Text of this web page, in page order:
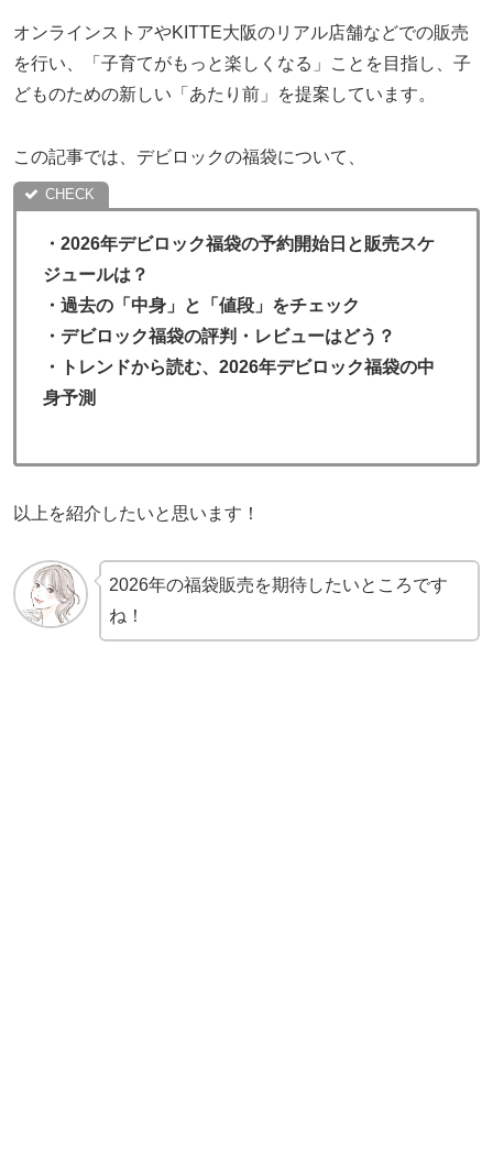
オンラインストアやKITTE大阪のリアル店舗などでの販売
を行い、「子育てがもっと楽しくなる」ことを目指し、子
どものための新しい「あたり前」を提案しています。
この記事では、デビロックの福袋について、
・ 2026年デビロック福袋の予約開始日と販売スケ
ジュールは？
・過去の「中身」と「値段」をチェック
・ デビロック福袋の評判・レビューはどう？
・トレンドから読む、2026年デビロック福袋の中
身予測
以上を紹介したいと思います！
2026年の福袋販売を期待したいところです
ね！